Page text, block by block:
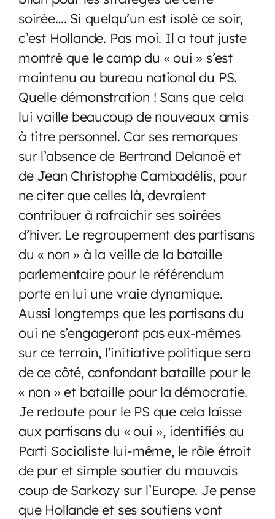
soirée…. Si quelqu’un est isolé ce soir,
c’est Hollande. Pas moi. Il a tout juste
montré que le camp du « oui » s’est
maintenu au bureau national du PS.
Quelle démonstration ! Sans que cela
lui vaille beaucoup de nouveaux amis
à titre personnel. Car ses remarques
sur l’absence de Bertrand Delanoë et
de Jean Christophe Cambadélis, pour
ne citer que celles là, devraient
contribuer à rafraichir ses soirées
d’hiver. Le regroupement des partisans
du « non » à la veille de la bataille
parlementaire pour le référendum
porte en lui une vraie dynamique.
Aussi longtemps que les partisans du
oui ne s’engageront pas eux-mêmes
sur ce terrain, l’initiative politique sera
de ce côté, confondant bataille pour le
« non » et bataille pour la démocratie.
Je redoute pour le PS que cela laisse
aux partisans du « oui », identifiés au
Parti Socialiste lui-même, le rôle étroit
de pur et simple soutier du mauvais
coup de Sarkozy sur l’Europe. Je pense
que Hollande et ses soutiens vont